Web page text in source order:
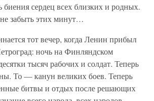
биения сердец всех близких и родных.
забыть этих минут…
тот вечер, когда Ленин прибыл
ночь на Финляндском
тысяч рабочих и солдат. Теперь
То — канун великих боев. Теперь
битвы и отдых после решающих